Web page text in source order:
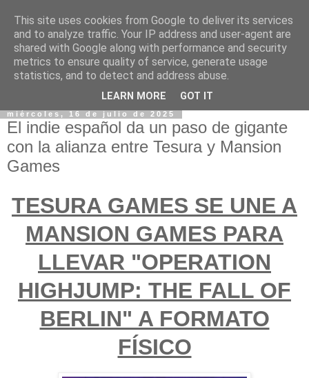
miércoles, 16 de julio de 2025
El indie español da un paso de gigante
con la alianza entre Tesura y Mansion
Games
TESURA GAMES SE UNE A
MANSION GAMES PARA
LLEVAR "OPERATION
HIGHJUMP: THE FALL OF
BERLIN" A FORMATO
FÍSICO
This site uses cookies from Google to deliver its services
and to analyze traffic. Your IP address and user-agent are
shared with Google along with performance and security
metrics to ensure quality of service, generate usage
statistics, and to detect and address abuse.
LEARN MORE GOT IT